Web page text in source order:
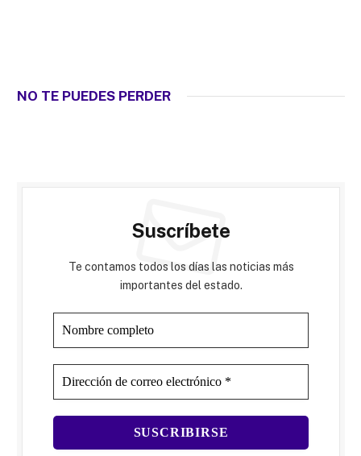
NO TE PUEDES PERDER
Suscríbete
Te contamos todos los días las noticias más
importantes del estado.